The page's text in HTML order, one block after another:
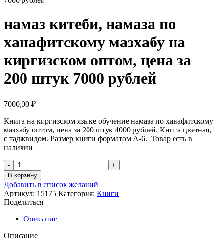
намаз китеби, намаза по
ханафитскому мазхабу на
киргизском оптом, цена за
200 штук 7000 рублей
7000,00 ₽
Книга на киргизском языке обучение намаза по ханафитскому
мазхабу оптом, цена за 200 штук 4000 рублей. Книга цветная,
с таджвидом. Размер книги форматом А-6. Товар есть в
наличии
Количество
товара
намаз
китеби,
намаза
по
ханафитскому
мазхабу
на
В корзину
Добавить в список желаний
Артикул: 15175 Категория: Книги
Поделиться:
Описание
Описание